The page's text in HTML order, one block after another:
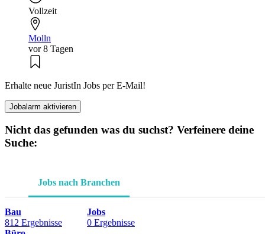
Vollzeit
Molln
vor 8 Tagen
Erhalte neue JuristIn Jobs per E-Mail!
Jobalarm aktivieren
Nicht das gefunden was du suchst? Verfeinere deine
Suche:
Jobs nach Branchen
Bau
812 Ergebnisse
Jobs
0 Ergebnisse